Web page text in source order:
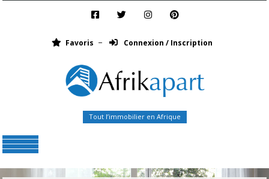
Favoris Connexion / Inscription
Tout l’immobilier en Afrique